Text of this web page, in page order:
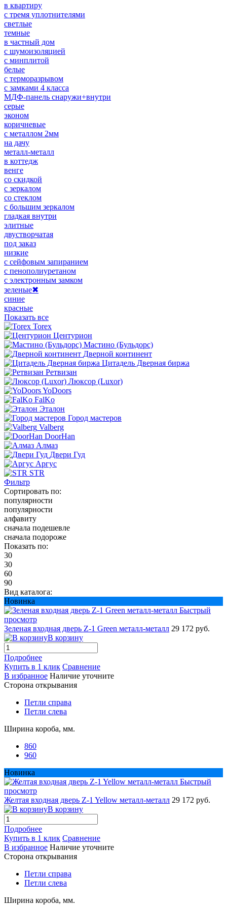
в квартиру
с тремя уплотнителями
светлые
темные
в частный дом
с шумоизоляцией
с минплитой
белые
с терморазрывом
с замками 4 класса
МДФ-панель снаружи+внутри
серые
эконом
коричневые
с металлом 2мм
на дачу
металл-металл
в коттедж
венге
со скидкой
с зеркалом
со стеклом
с большим зеркалом
гладкая внутри
элитные
двустворчатая
под заказ
низкие
с сейфовым запиранием
с пенополиуретаном
с электронным замком
зеленые✖
синие
красные
Показать все
Torex
Центурион
Мастино (Бульдорс)
Дверной континент
Цитадель Дверная биржа
Ретвизан
Люксор (Luxor)
YoDoors
FalKo
Эталон
Город мастеров
Valberg
DoorHan
Алмаз
Двери Гуд
Аргус
STR
Фильтр
Сортировать по:
популярности
популярности
алфавиту
сначала подешевле
сначала подороже
Показать по:
30
30
60
90
Вид каталога:
Новинка
Быстрый
просмотр
Зеленая входная дверь Z-1 Green металл-металл 29 172 руб.
В корзину
Подробнее
Купить в 1 клик Сравнение
В избранное Наличие уточните
Сторона открывания
Петли справа
Петли слева
Ширина короба, мм.
860
960
Новинка
Быстрый
просмотр
Желтая входная дверь Z-1 Yellow металл-металл 29 172 руб.
В корзину
Подробнее
Купить в 1 клик Сравнение
В избранное Наличие уточните
Сторона открывания
Петли справа
Петли слева
Ширина короба, мм.